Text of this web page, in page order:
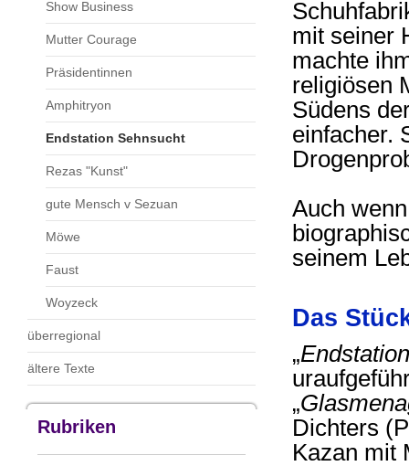
Show Business
Mutter Courage
Präsidentinnen
Amphitryon
Endstation Sehnsucht
Rezas "Kunst"
gute Mensch v Sezuan
Möwe
Faust
Woyzeck
überregional
ältere Texte
Rubriken
mit seiner
machte
religiösen
Südens
einfacher.
Auch
seinem
Das
„
„
Dichters
Kazan mit